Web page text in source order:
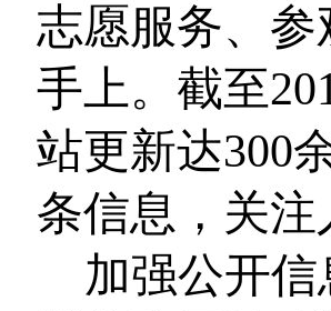
志愿服务、 参
手上。截至
站更新达300
条信息 ，关
加强公开